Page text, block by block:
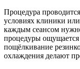
Процедура
условиях клиники
каждым сеансом
процедуры ощущается
пощёлкивание
охлаждения делают